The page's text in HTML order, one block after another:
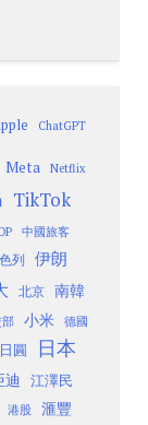
ChatGPT
Meta Netflix
TikTok
中國旅客
列 伊朗
北京
南韓
小米 德國
日圓 日本
迪 江澤民
港股 滙豐